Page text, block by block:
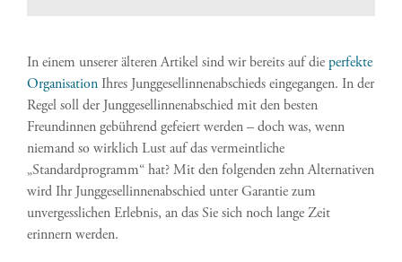
In einem unserer älteren Artikel sind wir bereits auf die perfekte
Organisation Ihres Junggesellinnenabschieds eingegangen. In der
Regel soll der Junggesellinnenabschied mit den besten
Freundinnen gebührend gefeiert werden – doch was, wenn
niemand so wirklich Lust auf das vermeintliche
„Standardprogramm“ hat? Mit den folgenden zehn Alternativen
wird Ihr Junggesellinnenabschied unter Garantie zum
unvergesslichen Erlebnis, an das Sie sich noch lange Zeit
erinnern werden.